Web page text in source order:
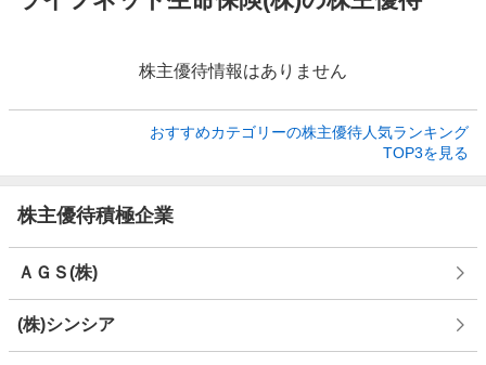
株主優待情報はありません
おすすめカテゴリーの株主優待人気ランキング
TOP3を見る
株主優待積極企業
ＡＧＳ(株)
(株)シンシア